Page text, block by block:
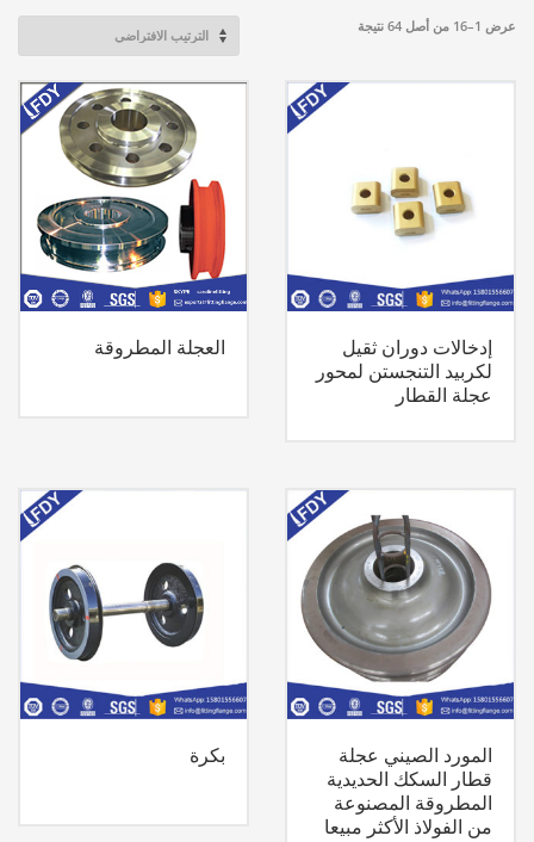
عرض 1–16 من أصل 64 نتيجة
إدخالات دوران ثقيل
لكربيد التنجستن لمحور
عجلة القطار
العجلة المطروقة
المورد الصيني عجلة
قطار السكك الحديدية
المطروقة المصنوعة
من الفولاذ الأكثر مبيعا
بكرة